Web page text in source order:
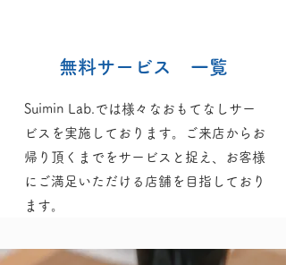
無料サービス 一覧
Suimin Lab.では様々なおもてなしサー
ビスを実施しております。ご来店からお
帰り頂くまでをサービスと捉え、お客様
にご満足いただける店舗を目指しており
ます。